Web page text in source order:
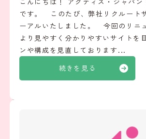
続きを見る
です。 このたび、弊社リクルート
ーアルいたしました。 今回のリニ
より見やすく分かりやすいサイトを
ンや構成を見直しております...